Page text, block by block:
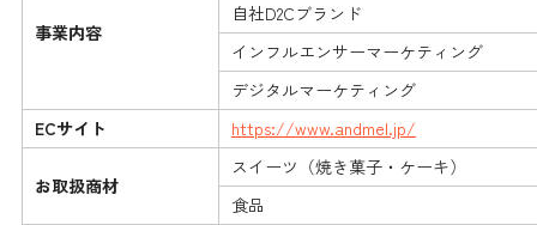
事業内容
自社D2Cブランド
インフルエンサーマーケティング
デジタルマーケティング
ECサイト
https://www.andmel.jp/
お取扱商材
スイーツ（焼き菓子・ケーキ）
食品